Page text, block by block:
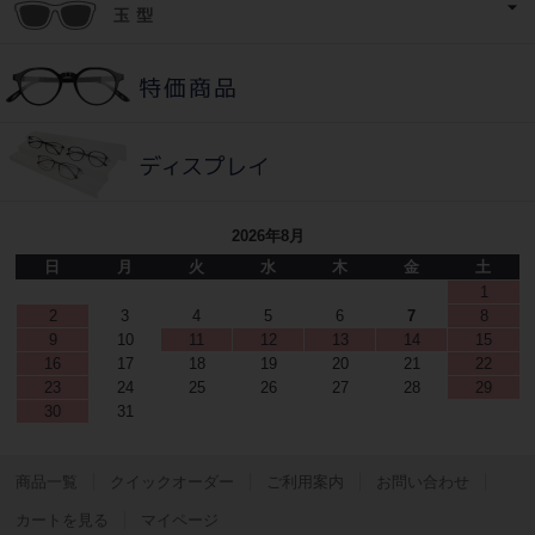
2026年8月
日
月 火 水 木 金
土
1
2
3 4 5 6 7
8
9
10 11 12 13 14
15
16
17 18 19 20 21
22
23
24 25 26 27 28
29
30
31
商品一覧 クイックオーダー ご利用案内 お問い合わせ
カートを見る マイページ